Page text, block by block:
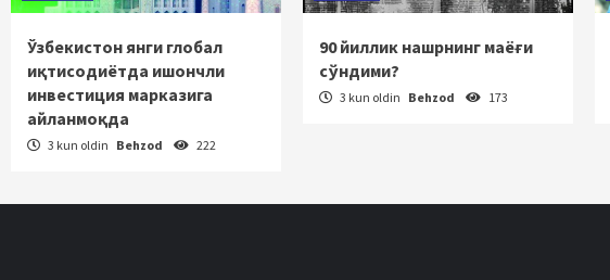
Ўзбекистон янги глобал
иқтисодиётда ишончли
инвестиция марказига
айланмоқда
3 kun oldin Behzod 222
90 йиллик нашрнинг маёғи
сўндими?
3 kun oldin Behzod 173